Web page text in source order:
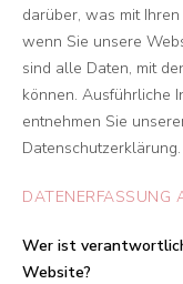
darüber, was mit
wenn Sie unsere
sind alle Daten, mit
können. Ausführliche
entnehmen Sie
Datenschutzerklärung.
DATENERFASSUNG
Wer ist
Website?